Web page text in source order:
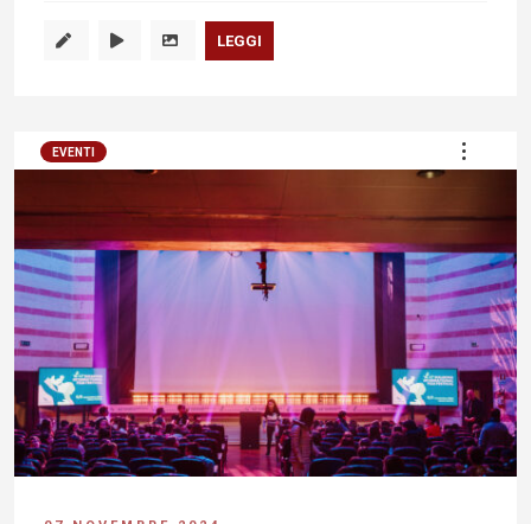
LEGGI
EVENTI